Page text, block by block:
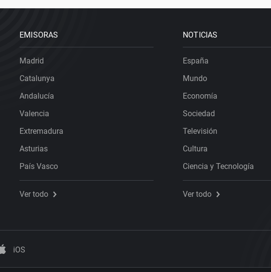
EMISORAS
Madrid
Catalunya
Andalucía
Valencia
Extremadura
Asturias
País Vasco
Ver todo
NOTICIAS
España
Mundo
Economía
Sociedad
Televisión
Cultura
Ciencia y Tecnología
Ver todo
iOS